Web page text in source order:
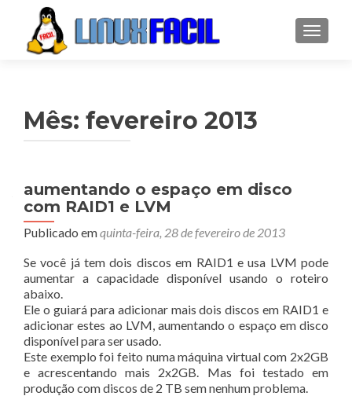
Mês: fevereiro 2013
aumentando o espaço em disco
com RAID1 e LVM
Publicado emquinta-feira, 28 de fevereiro de 2013
Se você já tem dois discos em RAID1 e usa LVM pode
aumentar a capacidade disponível usando o roteiro
abaixo.
Ele o guiará para adicionar mais dois discos em RAID1 e
adicionar estes ao LVM, aumentando o espaço em disco
disponível para ser usado.
Este exemplo foi feito numa máquina virtual com 2x2GB
e acrescentando mais 2x2GB. Mas foi testado em
produção com discos de 2 TB sem nenhum problema.